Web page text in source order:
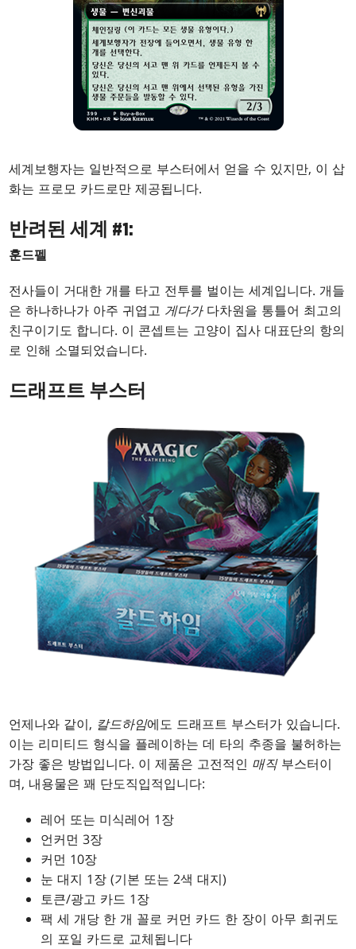
세계보행자는 일반적으로 부스터에서 얻을 수 있지만, 이 삽
화는 프로모 카드로만 제공됩니다.
반려된 세계 #1:
훈드펠
전사들이 거대한 개를 타고 전투를 벌이는 세계입니다. 개들
은 하나하나가 아주 귀엽고 게다가다차원을 통틀어 최고의
친구이기도 합니다. 이 콘셉트는 고양이 집사 대표단의 항의
로 인해 소멸되었습니다.
드래프트 부스터
언제나와 같이, 칼드하임에도 드래프트 부스터가 있습니다.
이는 리미티드 형식을 플레이하는 데 타의 추종을 불허하는
가장 좋은 방법입니다. 이 제품은 고전적인 매직부스터이
며, 내용물은 꽤 단도직입적입니다:
레어 또는 미식레어 1장
언커먼 3장
커먼 10장
눈 대지 1장 (기본 또는 2색 대지)
토큰/광고 카드 1장
팩 세 개당 한 개 꼴로 커먼 카드 한 장이 아무 희귀도
의 포일 카드로 교체됩니다